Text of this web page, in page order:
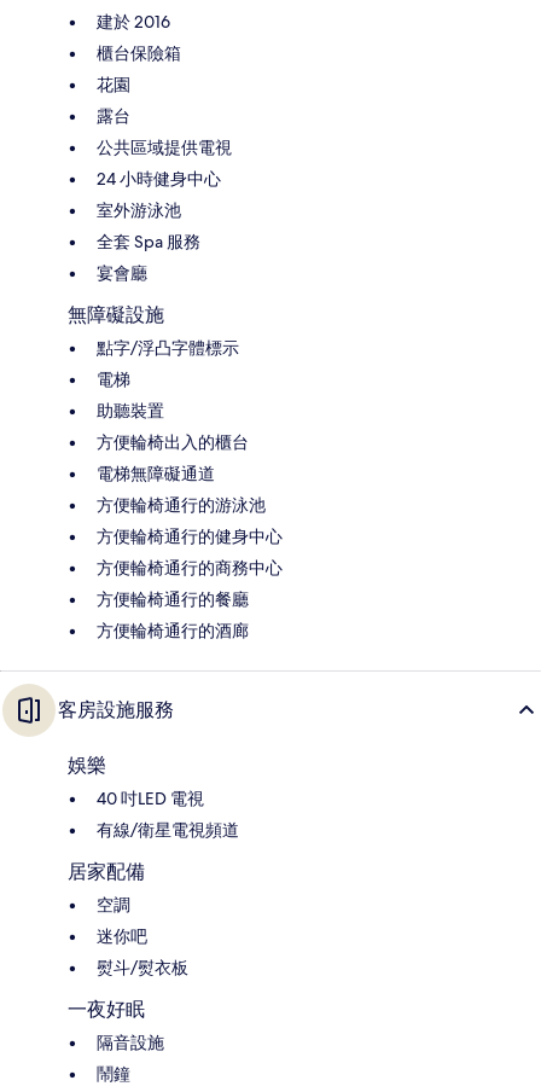
建於 2016
櫃台保險箱
花園
露台
公共區域提供電視
24 小時健身中心
室外游泳池
全套 Spa 服務
宴會廳
無障礙設施
點字/浮凸字體標示
電梯
助聽裝置
方便輪椅出入的櫃台
電梯無障礙通道
方便輪椅通行的游泳池
方便輪椅通行的健身中心
方便輪椅通行的商務中心
方便輪椅通行的餐廳
方便輪椅通行的酒廊
客房設施服務
娛樂
40 吋LED 電視
有線/衛星電視頻道
居家配備
空調
迷你吧
熨斗/熨衣板
一夜好眠
隔音設施
鬧鐘